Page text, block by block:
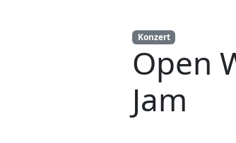
Konzert
Open
Jam